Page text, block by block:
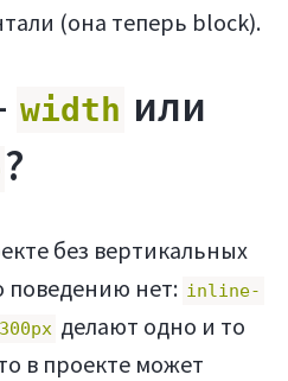
(она теперь block).
width или
?
без вертикальных
нет: inline-
делают одно и то
в проекте может